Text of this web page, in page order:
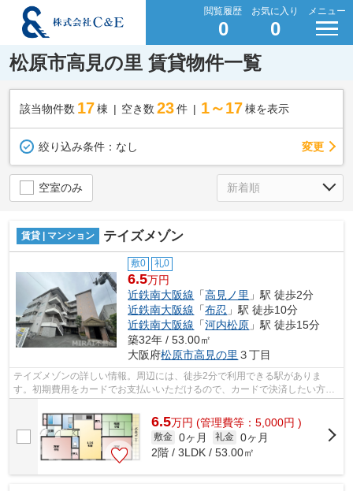
閲覧履歴
0
お気に入り
0
メニュー
松原市高見の里 賃貸物件一覧
該当物件数 17棟 空き数 23 件 1～17 棟を表示
絞り込み条件： なし 変更
空室のみ
賃貸 | マンション テイズメゾン
敷0 礼0
6.5万円
近鉄南大阪線 「高見ノ里 」駅 徒歩2分
近鉄南大阪線 「布忍 」駅 徒歩10分
近鉄南大阪線 「河内松原 」駅 徒歩15分
築32年 / 53.00㎡
大阪府松原市高見の里 ３丁目
テイズメゾンの詳しい情報。周辺には、徒歩2分で利用できる駅がありま
す。初期費用をカードでお支払いいただけるので、カードで決済したい方に
6.5万円 (管理費等：5,000円 )
敷金 0ヶ月 礼金 0ヶ月
2階 / 3LDK / 53.00㎡